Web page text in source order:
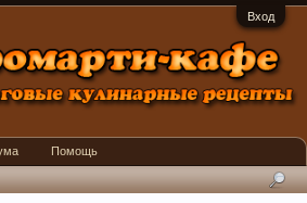
Вход
Помощь